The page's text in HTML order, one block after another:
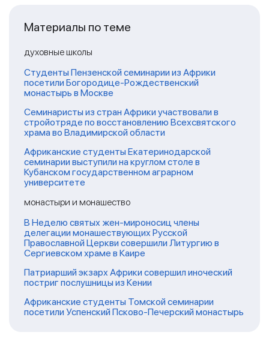
Материалы по теме
духовные школы
Студенты Пензенской семинарии из Африки
посетили Богородице-Рождественский
монастырь в Москве
Семинаристы из стран Африки участвовали в
стройотряде по восстановлению Всехсвятского
храма во Владимирской области
Африканские студенты Екатеринодарской
семинарии выступили на круглом столе в
Кубанском государственном аграрном
университете
монастыри и монашество
В Неделю святых жен-мироносиц члены
делегации монашествующих Русской
Православной Церкви совершили Литургию в
Сергиевском храме в Каире
Патриарший экзарх Африки совершил иноческий
постриг послушницы из Кении
Африканские студенты Томской семинарии
посетили Успенский Псково-Печерский монастырь